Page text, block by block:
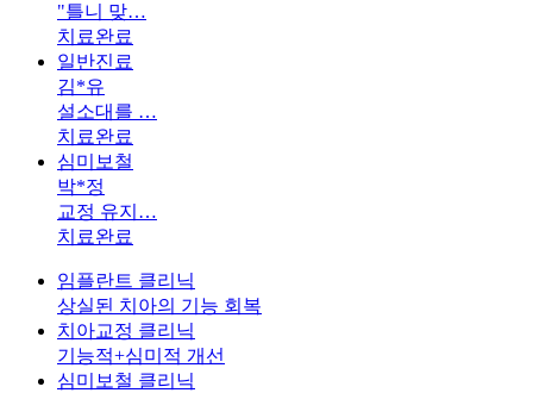
"틀니 맞…
치료완료
일반진료
김*유
설소대를 …
치료완료
심미보철
박*정
교정 유지…
치료완료
임플란트 클리닉
상실된 치아의 기능 회복
치아교정 클리닉
기능적+심미적 개선
심미보철 클리닉